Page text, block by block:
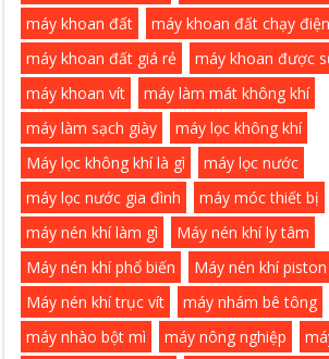
máy khoan đất
máy khoan đất chạy điện
máy khoan đất giá rẻ
máy khoan được
máy khoan vít
máy làm mát không khí
máy làm sạch giày
máy lọc không khí
Máy lọc không khí là gì
máy lọc nước
máy lọc nước gia đình
máy móc thiết bị
máy nén khí làm gì
Máy nén khí ly tâm
Máy nén khí phổ biến
Máy nén khí piston
Máy nén khí trục vít
máy nhám bê tông
máy nhào bột mì
máy nông nghiệp